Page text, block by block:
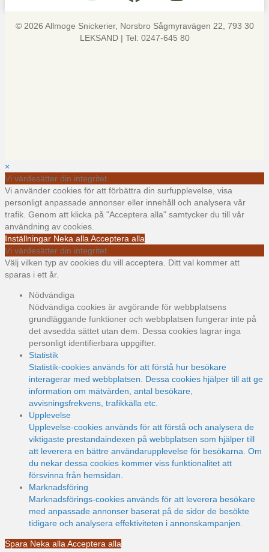
© 2026 Allmoge Snickerier, Norsbro Sågmyravägen 22, 793 30
LEKSAND | Tel: 0247-645 80
×
Vi värdesätter din integritet
Vi använder cookies för att förbättra din surfupplevelse, visa
personligt anpassade annonser eller innehåll och analysera vår
trafik. Genom att klicka på "Acceptera alla" samtycker du till vår
användning av cookies.
Inställningar Neka alla Acceptera alla
Vi värdesätter din integritet
Välj vilken typ av cookies du vill acceptera. Ditt val kommer att
sparas i ett år.
Nödvändiga
Nödvändiga cookies är avgörande för webbplatsens
grundläggande funktioner och webbplatsen fungerar inte på
det avsedda sättet utan dem. Dessa cookies lagrar inga
personligt identifierbara uppgifter.
Statistik
Statistik-cookies används för att förstå hur besökare
interagerar med webbplatsen. Dessa cookies hjälper till att ge
information om mätvärden, antal besökare,
avvisningsfrekvens, trafikkälla etc.
Upplevelse
Upplevelse-cookies används för att förstå och analysera de
viktigaste prestandaindexen på webbplatsen som hjälper till
att leverera en bättre användarupplevelse för besökarna. Om
du nekar dessa cookies kommer viss funktionalitet att
försvinna från hemsidan.
Marknadsföring
Marknadsförings-cookies används för att leverera besökare
med anpassade annonser baserat på de sidor de besökte
tidigare och analysera effektiviteten i annonskampanjen.
Spara Neka alla Acceptera alla